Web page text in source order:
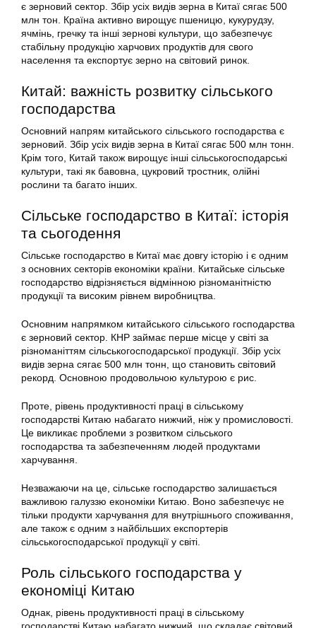
є зерновий сектор. Збір усіх видів зерна в Китаї сягає 500
млн тон. Країна активно вирощує пшеницю, кукурудзу,
ячмінь, гречку та інші зернові культури, що забезпечує
стабільну продукцію харчових продуктів для свого
населення та експортує зерно на світовий ринок.
Китай: важність розвитку сільського
господарства
Основний напрям китайського сільського господарства є
зерновий. Збір усіх видів зерна в Китаї сягає 500 млн тонн.
Крім того, Китай також вирощує інші сільськогосподарські
культури, такі як бавовна, цукровий тростник, олійні
рослини та багато інших.
Сільське господарство в Китаї: історія
та сьогодення
Сільське господарство в Китаї має довгу історію і є одним
з основних секторів економіки країни. Китайське сільське
господарство відрізняється відмінною різноманітністю
продукції та високим рівнем виробництва.
Основним напрямком китайського сільського господарства
є зерновий сектор. КНР займає перше місце у світі за
різноманіттям сільськогосподарської продукції. Збір усіх
видів зерна сягає 500 млн тонн, що становить світовий
рекорд. Основною продовольчою культурою є рис.
Проте, рівень продуктивності праці в сільському
господарстві Китаю набагато нижчий, ніж у промисловості.
Це викликає проблеми з розвитком сільського
господарства та забезпеченням людей продуктами
харчування.
Незважаючи на це, сільське господарство залишається
важливою галуззю економіки Китаю. Воно забезпечує не
тільки продукти харчування для внутрішнього споживання,
але також є одним з найбільших експортерів
сільськогосподарської продукції у світі.
Роль сільського господарства у
економіці Китаю
Однак, рівень продуктивності праці в сільському